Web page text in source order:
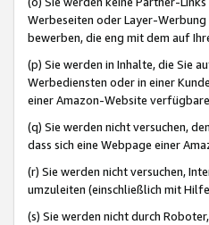
Werbeseiten oder Layer-
bewerben, die eng mit dem auf
(p) Sie werden in Inhalte, die Sie
Werbediensten oder in einer
einer Amazon-Website
(q) Sie werden nicht versuchen, den
dass sich eine Webpage einer
(r) Sie werden nicht versuchen,
umzuleiten (einschließlich mit
(s) Sie werden nicht durch